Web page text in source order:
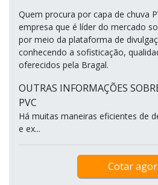
Quem procura por capa de chuva
empresa que é líder do mercado
por meio da plataforma de
conhecendo a sofisticação,
oferecidos pela Bragal.
OUTRAS INFORMAÇÕES
PVC
Há muitas maneiras eficientes de
e ex...
Cotar